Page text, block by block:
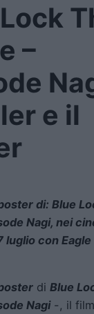
–
e il
di: Blue
Nagi, nei
luglio con Eagle
di Blue
Nagi-, il